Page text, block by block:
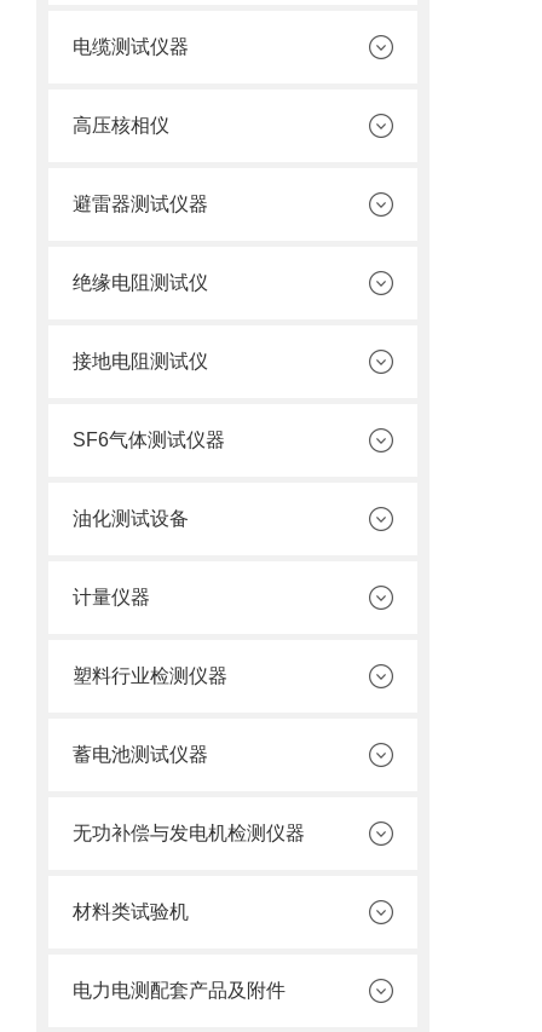
电缆测试仪器
高压核相仪
避雷器测试仪器
绝缘电阻测试仪
接地电阻测试仪
SF6气体测试仪器
油化测试设备
计量仪器
塑料行业检测仪器
蓄电池测试仪器
无功补偿与发电机检测仪器
材料类试验机
电力电测配套产品及附件